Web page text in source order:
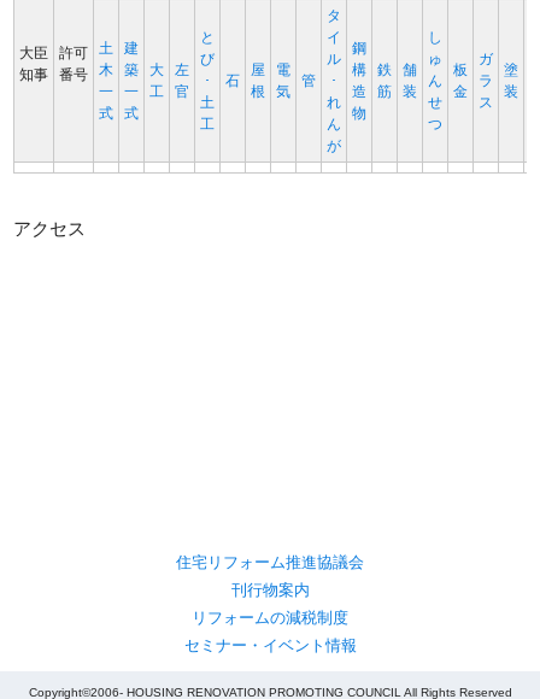
大臣
知事
許可
番号
土
木
一
式
建
築
一
式
大
工
左
官
と
び
･
土
工
石
屋
根
電
気
管
タ
イ
ル
･
れ
ん
が
鋼
構
造
物
鉄
筋
舗
装
し
ゅ
ん
せ
つ
板
金
ガ
ラ
ス
塗
装
アクセス
住宅リフォーム推進協議会
刊行物案内
リフォームの減税制度
セミナー・イベント情報
Copyright©2006- HOUSING RENOVATION PROMOTING COUNCIL All Rights Reserved